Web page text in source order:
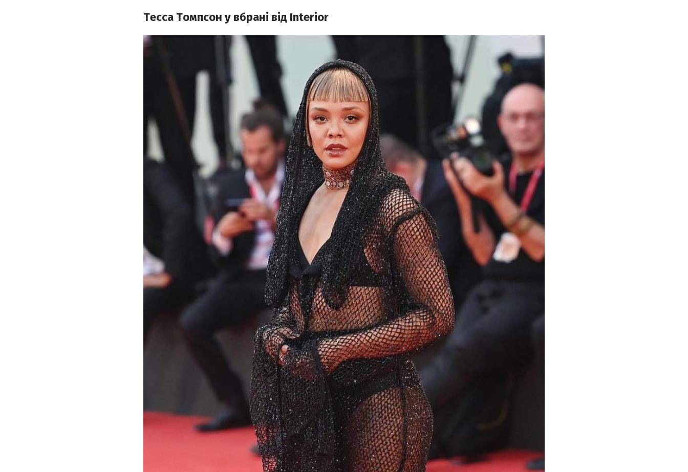
Тесса Томпсон у вбрані від Interior